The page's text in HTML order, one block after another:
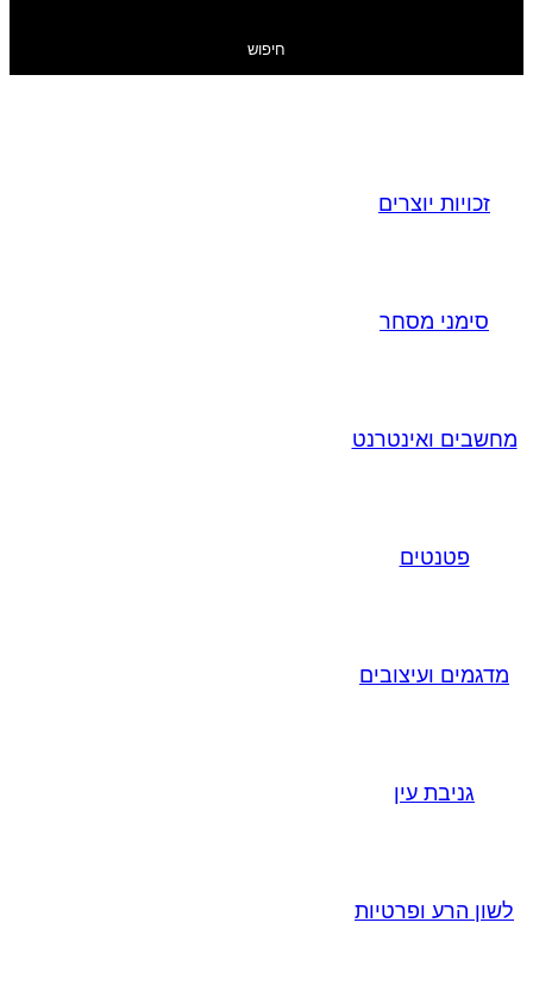
חיפוש
זכויות יוצרים
סימני מסחר
מחשבים ואינטרנט
פטנטים
מדגמים ועיצובים
גניבת עין
לשון הרע ופרטיות